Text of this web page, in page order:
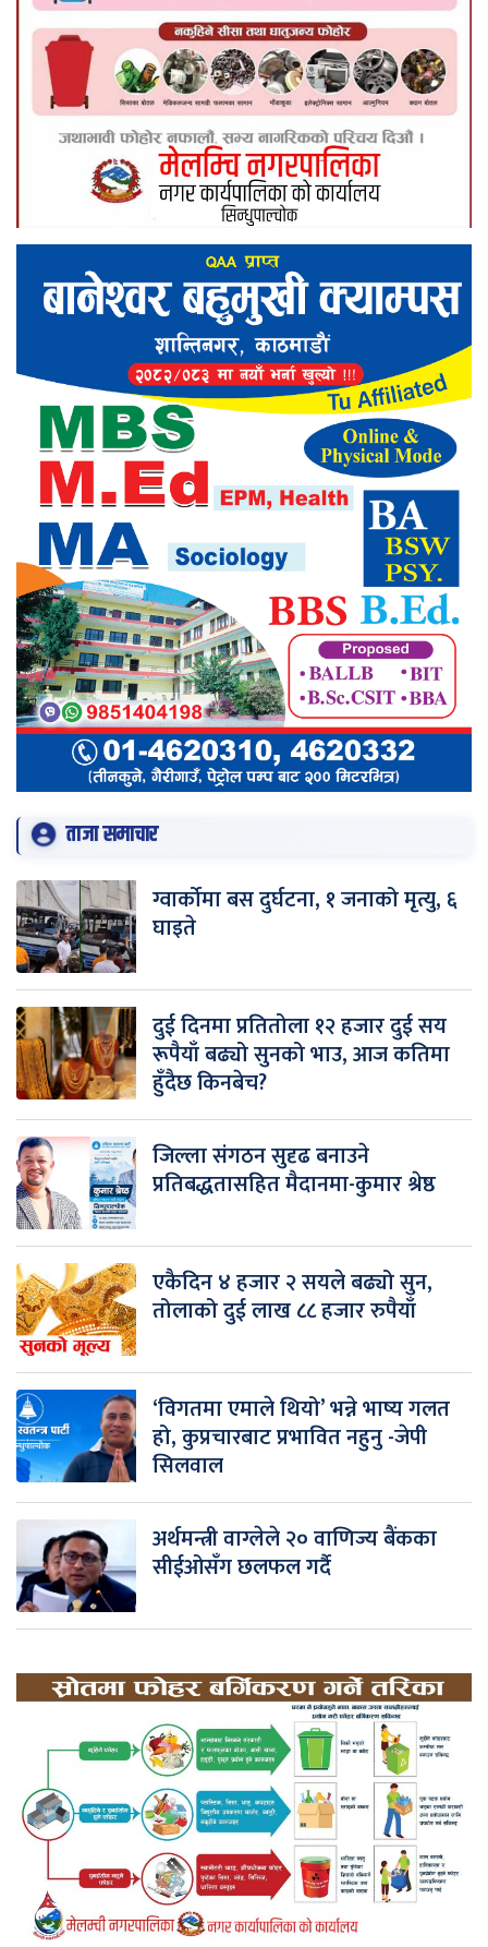
ताजा समाचार
ग्वार्कोमा बस दुर्घटना, १ जनाको मृत्यु, ६
घाइते
दुई दिनमा प्रतितोला १२ हजार दुई सय
रूपैयाँ बढ्यो सुनको भाउ, आज कतिमा
हुँदैछ किनबेच?
जिल्ला संगठन सुदृढ बनाउने
प्रतिबद्धतासहित मैदानमा-कुमार श्रेष्ठ
एकैदिन ४ हजार २ सयले बढ्यो सुन,
तोलाको दुई लाख ८८ हजार रुपैयाँ
‘विगतमा एमाले थियो’ भन्ने भाष्य गलत
हो, कुप्रचारबाट प्रभावित नहुनु -जेपी
सिलवाल
अर्थमन्त्री वाग्लेले २० वाणिज्य बैंकका
सीईओसँग छलफल गर्दै